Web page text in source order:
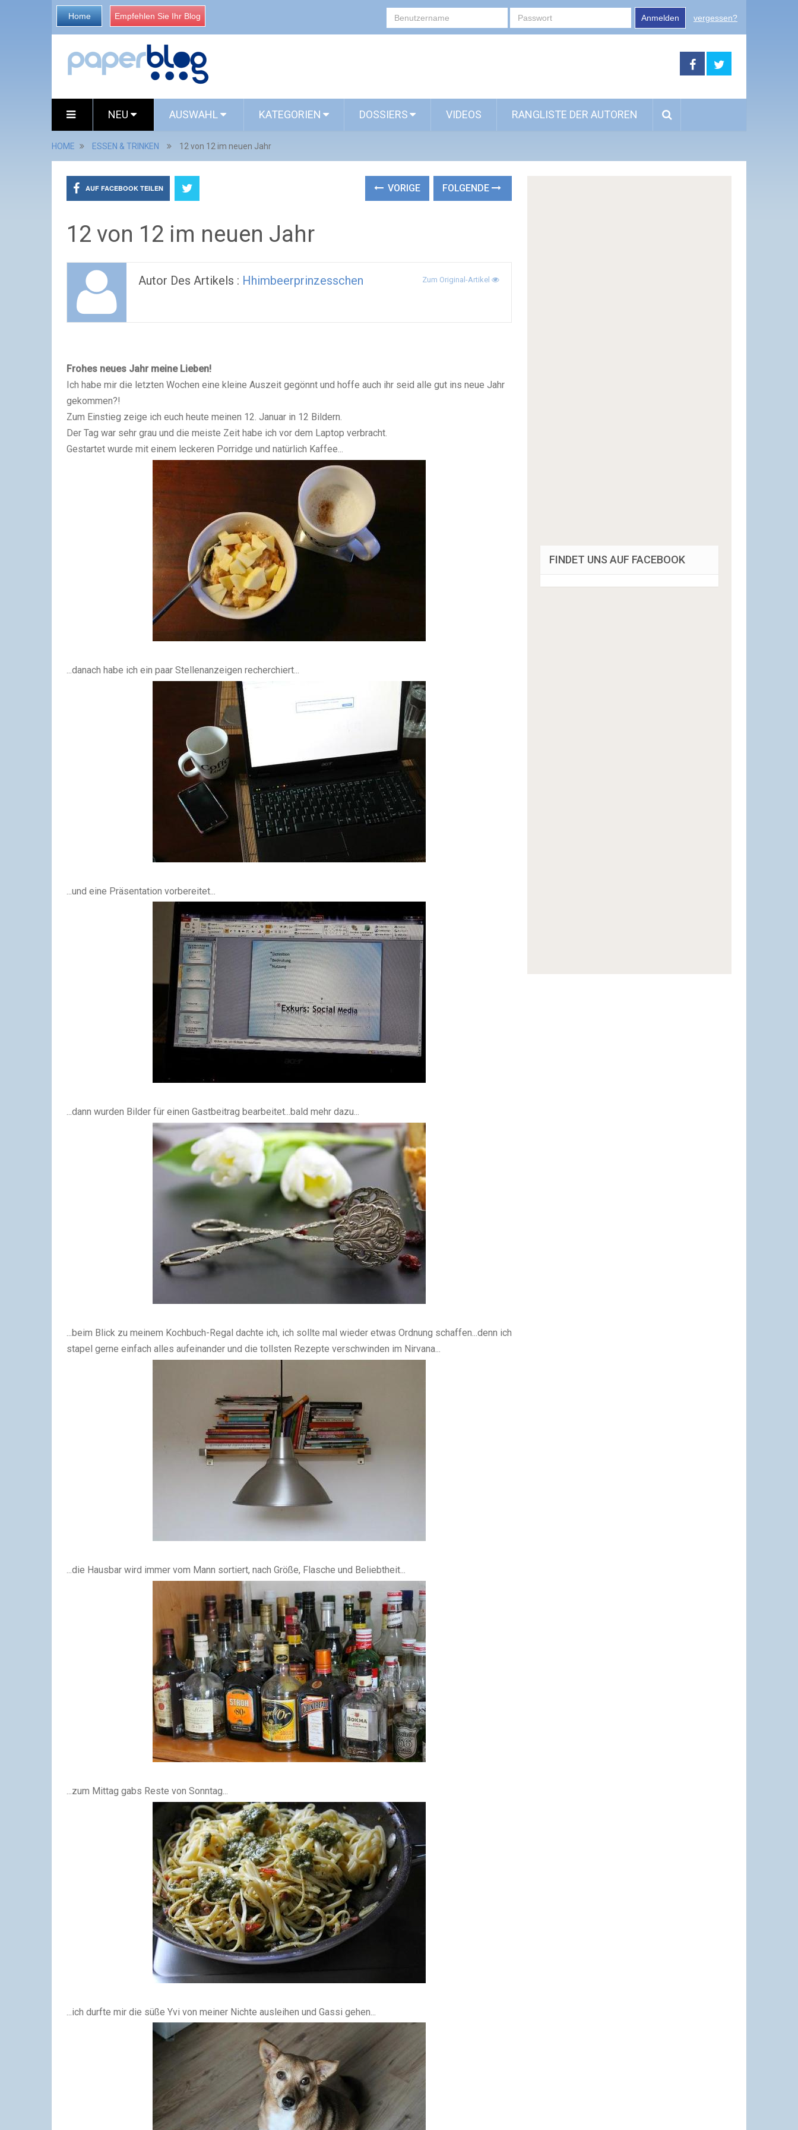
Home Empfehlen Sie Ihr Blog Anmelden vergessen?
NEU AUSWAHL KATEGORIEN DOSSIERS VIDEOS RANGLISTE DER AUTOREN
HOME ESSEN & TRINKEN 12 von 12 im neuen Jahr
AUF FACEBOOK TEILEN VORIGE FOLGENDE
12 von 12 im neuen Jahr
Autor Des Artikels : Hhimbeerprinzesschen Zum Original-Artikel
Frohes neues Jahr meine Lieben!
Ich habe mir die letzten Wochen eine kleine Auszeit gegönnt und hoffe auch ihr seid alle gut ins neue Jahr
gekommen?!
Zum Einstieg zeige ich euch heute meinen 12. Januar in 12 Bildern.
Der Tag war sehr grau und die meiste Zeit habe ich vor dem Laptop verbracht.
Gestartet wurde mit einem leckeren Porridge und natürlich Kaffee...
...danach habe ich ein paar Stellenanzeigen recherchiert...
...und eine Präsentation vorbereitet...
...dann wurden Bilder für einen Gastbeitrag bearbeitet...bald mehr dazu...
...beim Blick zu meinem Kochbuch-Regal dachte ich, ich sollte mal wieder etwas Ordnung schaffen...denn ich
stapel gerne einfach alles aufeinander und die tollsten Rezepte verschwinden im Nirvana...
...die Hausbar wird immer vom Mann sortiert, nach Größe, Flasche und Beliebtheit...
...zum Mittag gabs Reste von Sonntag...
...ich durfte mir die süße Yvi von meiner Nichte ausleihen und Gassi gehen...
FINDET UNS AUF FACEBOOK